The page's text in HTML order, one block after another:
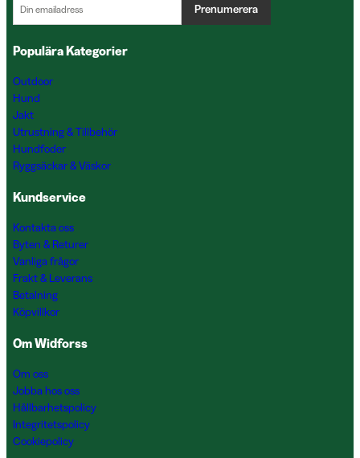
Prenumerera
Populära Kategorier
Outdoor
Hund
Jakt
Utrustning & Tillbehör
Hundfoder
Ryggsäckar & Väskor
Kundservice
Kontakta oss
Byten & Returer
Vanliga frågor
Frakt & Leverans
Betalning
Köpvillkor
Om Widforss
Om oss
Jobba hos oss
Hållbarhetspolicy
Integritetspolicy
Cookiepolicy